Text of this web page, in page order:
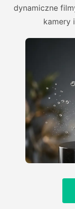
dynamiczne
kamery